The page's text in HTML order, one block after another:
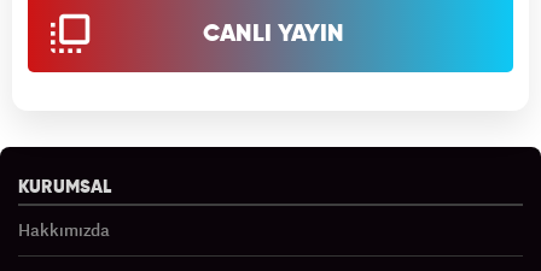
CANLI YAYIN
KURUMSAL
Hakkımızda